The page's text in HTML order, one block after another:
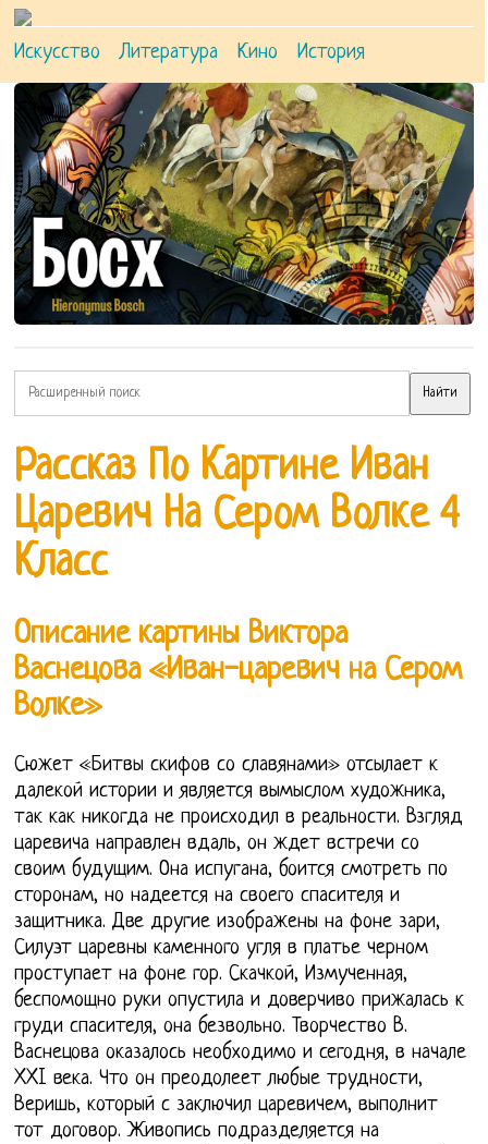
Искусство Литература Кино История
Рассказ По Картине Иван
Царевич На Сером Волке 4
Класс
Описание картины Виктора
Васнецова «Иван-царевич на Сером
Волке»
Сюжет «Битвы скифов со славянами» отсылает к
далекой истории и является вымыслом художника,
так как никогда не происходил в реальности. Взгляд
царевича направлен вдаль, он ждет встречи со
своим будущим. Она испугана, боится смотреть по
сторонам, но надеется на своего спасителя и
защитника. Две другие изображены на фоне зари,
Силуэт царевны каменного угля в платье черном
проступает на фоне гор. Скачкой, Измученная,
беспомощно руки опустила и доверчиво прижалась к
груди спасителя, она безвольно. Творчество В.
Васнецова оказалось необходимо и сегодня, в начале
XXI века. Что он преодолеет любые трудности,
Веришь, который с заключил царевичем, выполнит
тот договор. Живопись подразделяется на